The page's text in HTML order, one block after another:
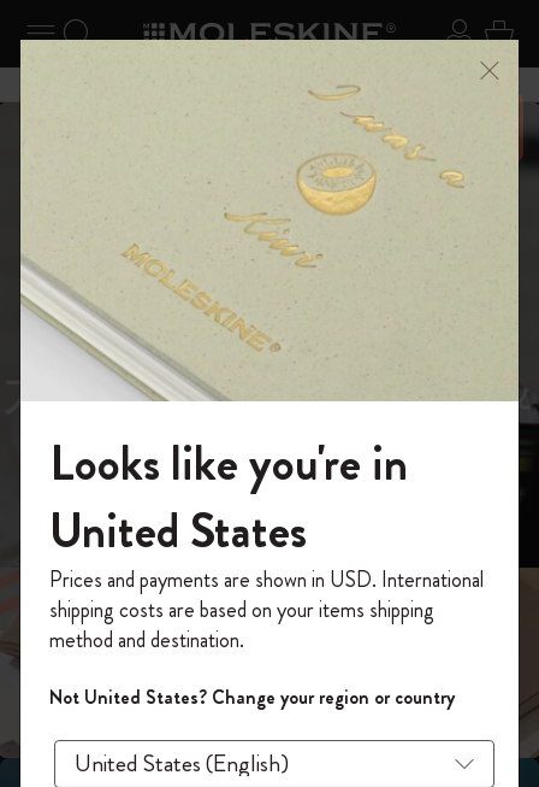
ナビゲーションの切替 ログ
検索 (キーワードなど) カ
6,500円以上のご購入で送料無料 メニ
ーを閉じる
あるページから始まる物語
Reframe
Sunglasses（リフレー
ム サングラス）
スライド表示0
スライド表示1
スライド表示2
スライド表示3
スライド表示4
スライド表示5
モレスキンの世界へようこそ
「WELCOME10」を入力すると、初回注
文が10%オフ＋送料無料になります。セ
ール・アウトレット品は適用外。
Moleskineアカウントを作成して限定オフ
ァーや会員特典、さらに多くのインスピ
レーションを手に入れましょう。
Looks like you're in
United States
Prices and payments are shown in USD. International
shipping costs are based on your items shipping
method and destination.
Not United States? Change your region or country